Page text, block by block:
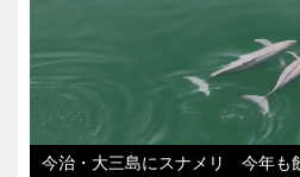
今治・大三島にスナメリ 今年も